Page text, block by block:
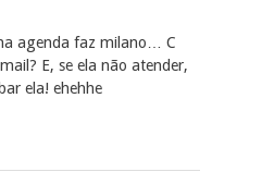
agenda faz milano… C
E, se ela não atender,
ela! ehehhe